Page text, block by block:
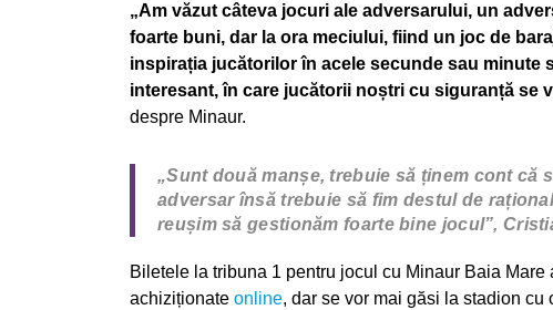
„Am văzut câteva jocuri ale adversarului, un
foarte buni, dar la ora meciului, fiind un joc de
inspirația jucătorilor în acele secunde sau minute
interesant, în care jucătorii noștri cu siguranță se
despre Minaur.
„Sunt două manșe, trebuie să ținem cont că
adversar însă trebuie să fim destul de
reușim să gestionăm foarte bine jocul”,
Biletele la tribuna 1 pentru jocul cu Minaur Baia
achiziționate online, dar se vor mai găsi la stadion